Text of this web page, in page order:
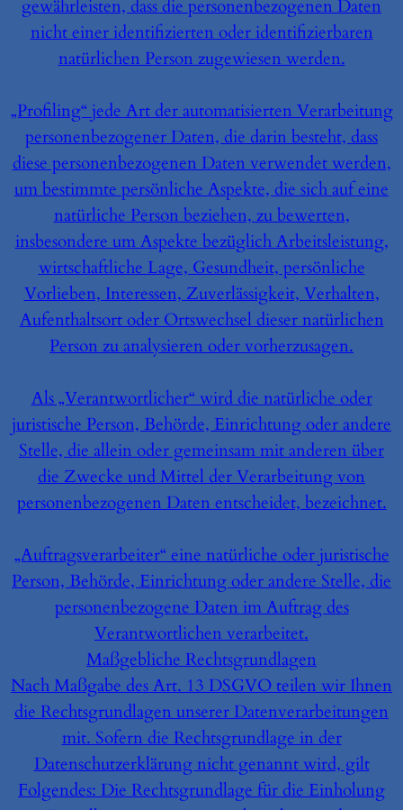
gewährleisten, dass die personenbezogenen Daten
nicht einer identifizierten oder identifizierbaren
natürlichen Person zugewiesen werden.
„Profiling“ jede Art der automatisierten Verarbeitung
personenbezogener Daten, die darin besteht, dass
diese personenbezogenen Daten verwendet werden,
um bestimmte persönliche Aspekte, die sich auf eine
natürliche Person beziehen, zu bewerten,
insbesondere um Aspekte bezüglich Arbeitsleistung,
wirtschaftliche Lage, Gesundheit, persönliche
Vorlieben, Interessen, Zuverlässigkeit, Verhalten,
Aufenthaltsort oder Ortswechsel dieser natürlichen
Person zu analysieren oder vorherzusagen.
Als „Verantwortlicher“ wird die natürliche oder
juristische Person, Behörde, Einrichtung oder andere
Stelle, die allein oder gemeinsam mit anderen über
die Zwecke und Mittel der Verarbeitung von
personenbezogenen Daten entscheidet, bezeichnet.
„Auftragsverarbeiter“ eine natürliche oder juristische
Person, Behörde, Einrichtung oder andere Stelle, die
personenbezogene Daten im Auftrag des
Verantwortlichen verarbeitet.
Maßgebliche Rechtsgrundlagen
Nach Maßgabe des Art. 13 DSGVO teilen wir Ihnen
die Rechtsgrundlagen unserer Datenverarbeitungen
mit. Sofern die Rechtsgrundlage in der
Datenschutzerklärung nicht genannt wird, gilt
Folgendes: Die Rechtsgrundlage für die Einholung